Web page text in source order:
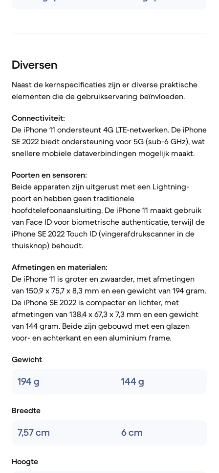
Diversen
Naast de kernspecificaties zijn er diverse praktische
elementen die de gebruikservaring beïnvloeden.
Connectiviteit:
De iPhone 11 ondersteunt 4G LTE-netwerken. De iPhone
SE 2022 biedt ondersteuning voor 5G (sub-6 GHz), wat
snellere mobiele dataverbindingen mogelijk maakt.
Poorten en sensoren:
Beide apparaten zijn uitgerust met een Lightning-
poort en hebben geen traditionele
hoofdtelefoonaansluiting. De iPhone 11 maakt gebruik
van Face ID voor biometrische authenticatie, terwijl de
iPhone SE 2022 Touch ID (vingerafdrukscanner in de
thuisknop) behoudt.
Afmetingen en materialen:
De iPhone 11 is groter en zwaarder, met afmetingen
van 150,9 x 75,7 x 8,3 mm en een gewicht van 194 gram.
De iPhone SE 2022 is compacter en lichter, met
afmetingen van 138,4 x 67,3 x 7,3 mm en een gewicht
van 144 gram. Beide zijn gebouwd met een glazen
voor- en achterkant en een aluminium frame.
Gewicht
194 g 144 g
Breedte
7,57 cm 6 cm
Hoogte